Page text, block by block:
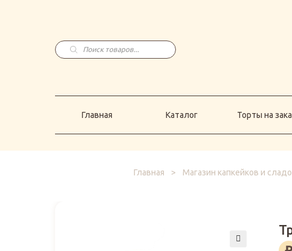
Поиск
товаров
Главная Каталог Торты на
Главная > Магазин капкейков и